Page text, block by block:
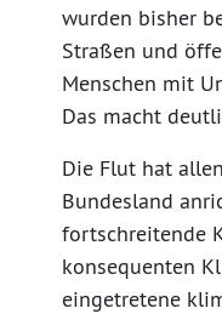
wurden bisher
Straßen und
Menschen mit
Das macht
Die Flut hat
Bundesland
fortschreitende
konsequenten
eingetretene